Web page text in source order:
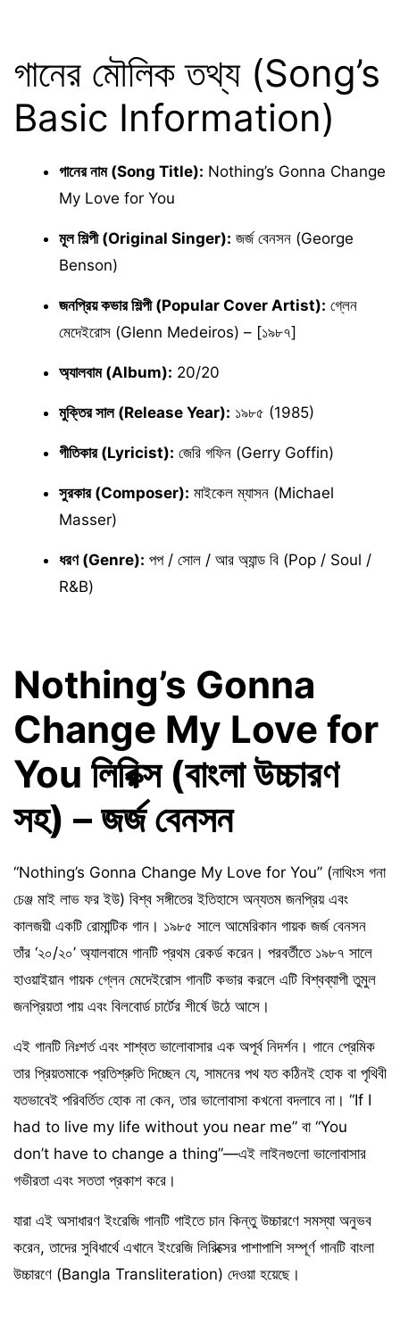
গানের মৌলিক তথ্য (Song’s
Basic Information)
গানের নাম (Song Title): Nothing’s Gonna Change
My Love for You
মূল শিল্পী (Original Singer): জর্জ বেনসন (George
Benson)
জনপ্রিয় কভার শিল্পী (Popular Cover Artist): গ্লেন
মেদেইরোস (Glenn Medeiros) – [১৯৮৭]
অ্যালবাম (Album): 20/20
মুক্তির সাল (Release Year): ১৯৮৫ (1985)
গীতিকার (Lyricist): জেরি গফিন (Gerry Goffin)
সুরকার (Composer): মাইকেল ম্যাসন (Michael
Masser)
ধরণ (Genre): পপ / সোল / আর অ্যান্ড বি (Pop / Soul /
R&B)
Nothing’s Gonna
Change My Love for
You লিরিক্স (বাংলা উচ্চারণ
সহ) – জর্জ বেনসন
“Nothing’s Gonna Change My Love for You” (নাথিংস গনা
চেঞ্জ মাই লাভ ফর ইউ) বিশ্ব সঙ্গীতের ইতিহাসে অন্যতম জনপ্রিয় এবং
কালজয়ী একটি রোমান্টিক গান। ১৯৮৫ সালে আমেরিকান গায়ক জর্জ বেনসন
তাঁর ‘২০/২০’ অ্যালবামে গানটি প্রথম রেকর্ড করেন। পরবর্তীতে ১৯৮৭ সালে
হাওয়াইয়ান গায়ক গ্লেন মেদেইরোস গানটি কভার করলে এটি বিশ্বব্যাপী তুমুল
জনপ্রিয়তা পায় এবং বিলবোর্ড চার্টের শীর্ষে উঠে আসে।
এই গানটি নিঃশর্ত এবং শাশ্বত ভালোবাসার এক অপূর্ব নিদর্শন। গানে প্রেমিক
তার প্রিয়তমাকে প্রতিশ্রুতি দিচ্ছেন যে, সামনের পথ যত কঠিনই হোক বা পৃথিবী
যতভাবেই পরিবর্তিত হোক না কেন, তার ভালোবাসা কখনো বদলাবে না। “If I
had to live my life without you near me” বা “You
don’t have to change a thing”—এই লাইনগুলো ভালোবাসার
গভীরতা এবং সততা প্রকাশ করে।
যারা এই অসাধারণ ইংরেজি গানটি গাইতে চান কিন্তু উচ্চারণে সমস্যা অনুভব
করেন, তাদের সুবিধার্থে এখানে ইংরেজি লিরিক্সের পাশাপাশি সম্পূর্ণ গানটি বাংলা
উচ্চারণে (Bangla Transliteration) দেওয়া হয়েছে।